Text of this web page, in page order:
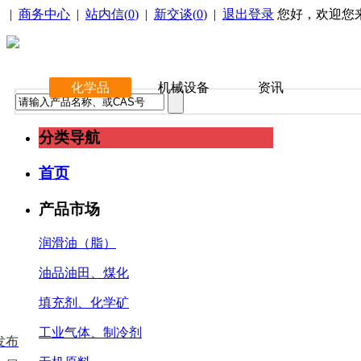
| 商务中心 | 站内信(0) | 新交谈(0) | 退出登录 您好，欢迎您
化学品 机械设备 资讯
分类导航
首页
产品市场
润滑油（脂）
油品油田、煤化
填充剂、化学矿
工业气体、制冷剂
布